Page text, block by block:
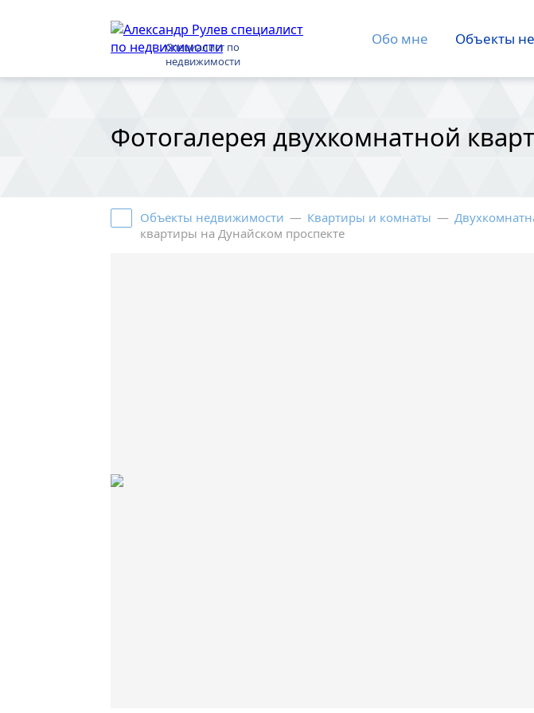
Специалист по
недвижимости
Обо мне Объекты
Фотогалерея двухкомнатной
Объекты недвижимости — Квартиры и комнаты —
квартиры на Дунайском проспекте